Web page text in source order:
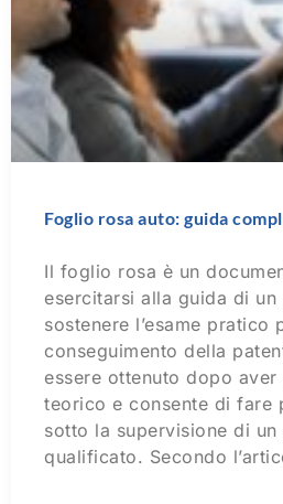
Foglio rosa auto: guida
Il foglio rosa è un
esercitarsi alla guida di
sostenere l’esame pratico
conseguimento della
essere ottenuto dopo aver
teorico e consente di fare
sotto la supervisione di
qualificato. Secondo